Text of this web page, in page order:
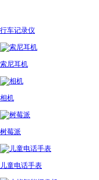
行车记录仪
索尼耳机
相机
树莓派
儿童电话手表